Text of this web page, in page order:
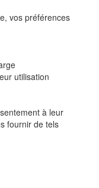
vos préférences
utilisation
à leur
fournir de tels